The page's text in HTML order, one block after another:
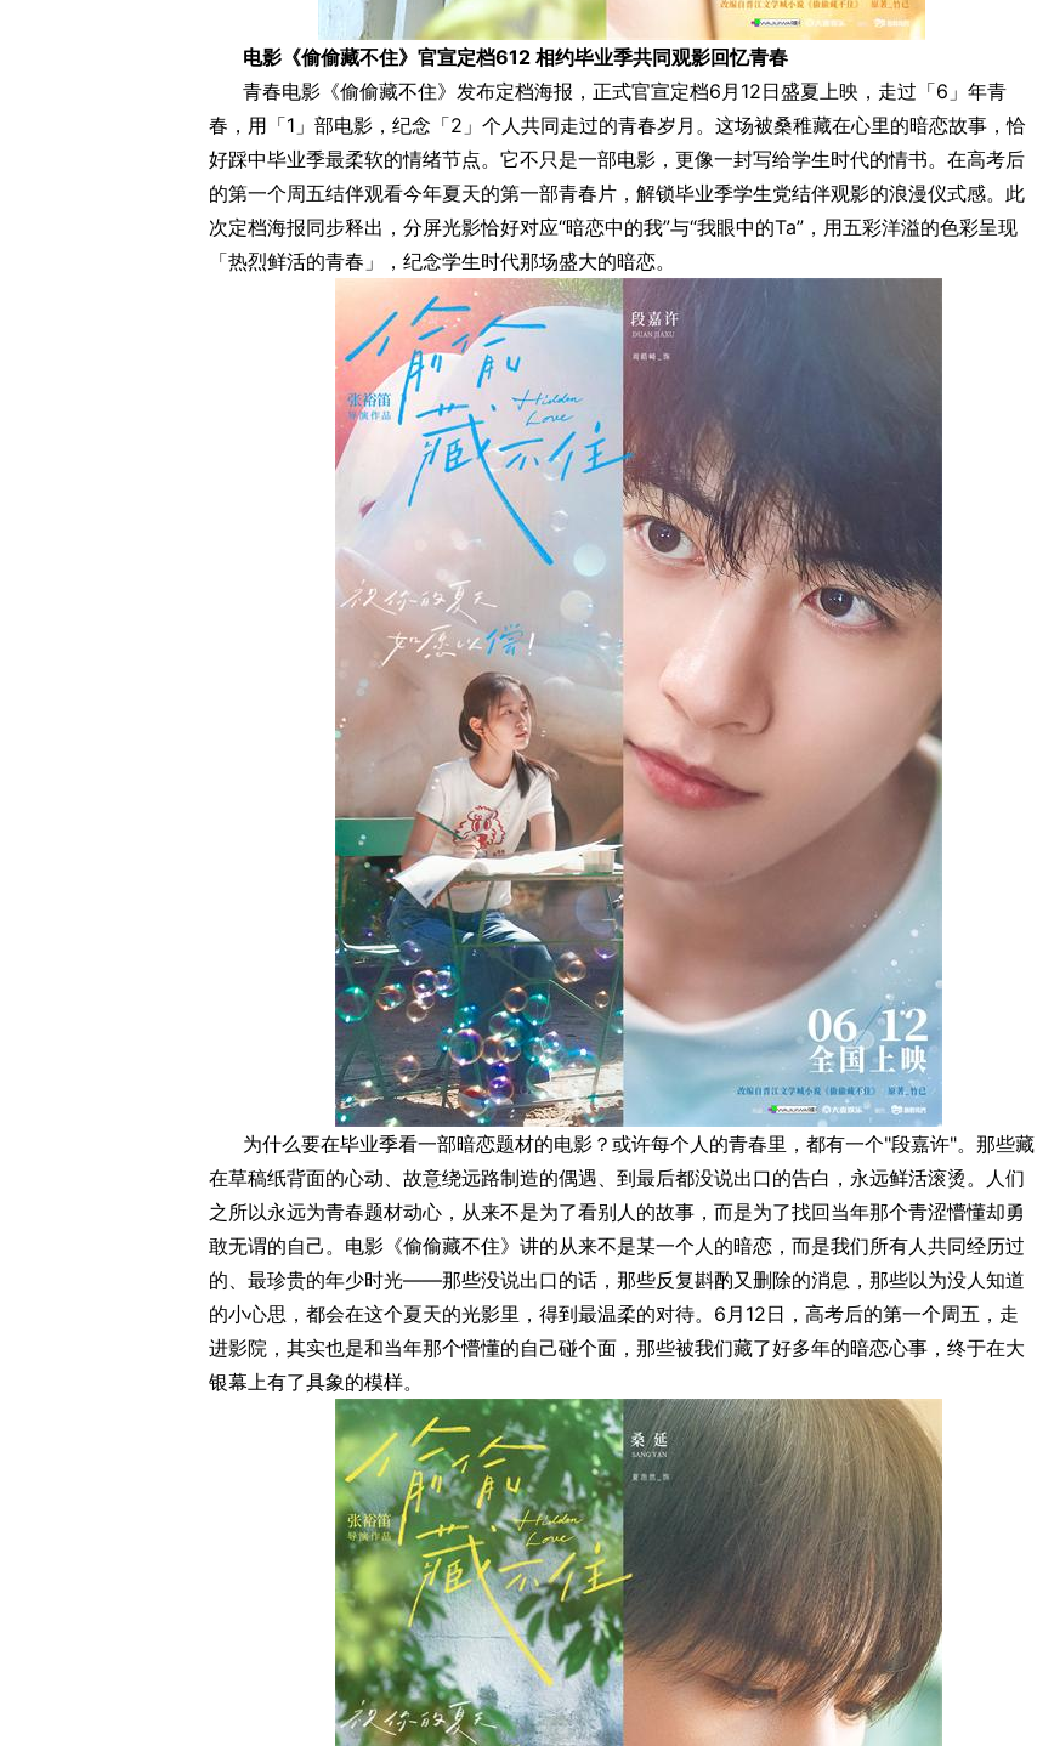
电影《偷偷藏不住》官宣定档612 相约毕业季共同观影回忆青春
青春电影《偷偷藏不住》发布定档海报，正式官宣定档6月12日盛夏上映，走过「6」年青
春，用「1」部电影，纪念「2」个人共同走过的青春岁月。这场被桑稚藏在心里的暗恋故事，恰
好踩中毕业季最柔软的情绪节点。它不只是一部电影，更像一封写给学生时代的情书。在高考后
的第一个周五结伴观看今年夏天的第一部青春片，解锁毕业季学生党结伴观影的浪漫仪式感。此
次定档海报同步释出，分屏光影恰好对应“暗恋中的我”与“我眼中的Ta”，用五彩洋溢的色彩呈现
「热烈鲜活的青春」，纪念学生时代那场盛大的暗恋。
为什么要在毕业季看一部暗恋题材的电影？或许每个人的青春里，都有一个"段嘉许"。那些藏
在草稿纸背面的心动、故意绕远路制造的偶遇、到最后都没说出口的告白，永远鲜活滚烫。人们
之所以永远为青春题材动心，从来不是为了看别人的故事，而是为了找回当年那个青涩懵懂却勇
敢无谓的自己。电影《偷偷藏不住》讲的从来不是某一个人的暗恋，而是我们所有人共同经历过
的、最珍贵的年少时光——那些没说出口的话，那些反复斟酌又删除的消息，那些以为没人知道
的小心思，都会在这个夏天的光影里，得到最温柔的对待。6月12日，高考后的第一个周五，走
进影院，其实也是和当年那个懵懂的自己碰个面，那些被我们藏了好多年的暗恋心事，终于在大
银幕上有了具象的模样。